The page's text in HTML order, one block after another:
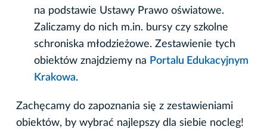
na podstawie Ustawy Prawo oświatowe.
Zaliczamy do nich m.in. bursy czy szkolne
schroniska młodzieżowe. Zestawienie tych
obiektów znajdziemy na Portalu Edukacyjnym
Krakowa.
Zachęcamy do zapoznania się z zestawieniami
obiektów, by wybrać najlepszy dla siebie nocleg!